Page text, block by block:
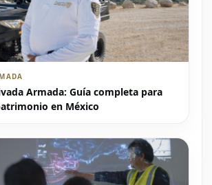
Armada: Guía completa para
en México